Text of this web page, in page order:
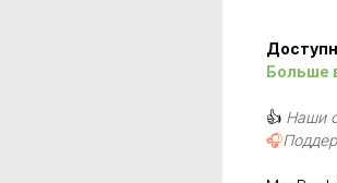
Больше
👍 Наши
🎧